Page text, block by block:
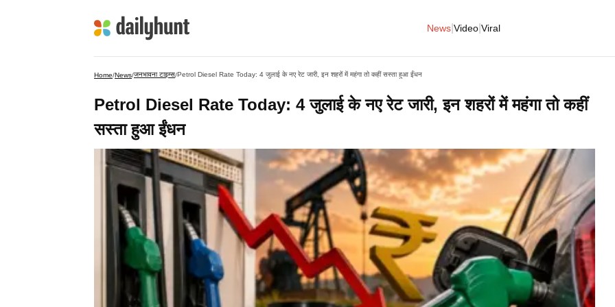
News Video Viral
Home/News/जनभावना टाइम्स/Petrol Diesel Rate Today: 4 जुलाई के नए रेट जारी, इन शहरों में महंगा तो कहीं सस्ता हुआ ईंधन
Petrol Diesel Rate Today: 4 जुलाई के नए रेट जारी, इन शहरों में महंगा तो कहीं
सस्ता हुआ ईंधन